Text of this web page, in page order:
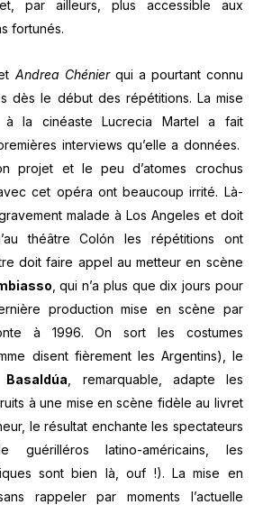
par ailleurs, plus accessible aux
fortunés.
Andrea Chénierqui a pourtant connu
dès le début des répétitions. La mise
la cinéaste Lucrecia Martel a fait
interviews qu’elle a données.
projet et le peu d’atomes crochus
cet opéra ont beaucoup irrité. Là-
malade à Los Angeles et doit
théâtre Colón les répétitions ont
doit faire appel au metteur en scène
, qui n’a plus que dix jours pour
production mise en scène par
à 1996. On sort les costumes
disent fièrement les Argentins), le
, remarquable, adapte les
à une mise en scène fidèle au livret
le résultat enchante les spectateurs
guérilléros latino-américains, les
sont bien là, ouf !). La mise en
rappeler par moments l’actuelle